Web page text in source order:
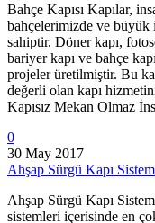
Bahçe Kapısı Kapılar,
bahçelerimizde ve büyük
sahiptir. Döner kapı,
bariyer kapı ve bahçe
projeler üretilmiştir. Bu
değerli olan kapı
Kapısız Mekan Olmaz
0
30 May 2017
Ahşap Sürgü Kapı
Ahşap Sürgü Kapı
sistemleri içerisinde en